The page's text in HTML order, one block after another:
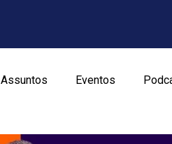
Assuntos Eventos